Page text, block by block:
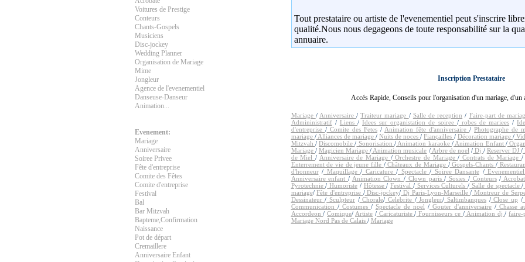
A saisir devis dj pour animation d'anniversaire
A saisir devis spectacle de marionnette pour enfants
A saisir devis performance de bodypainting en avril
A saisirdevis dj pour soirée dansante en juin 2007
devis feu d'artifice pour mariage septembre
devis wedding planner pour organisation
A saisirdevis location salle de conférence pour
A saisir
devis Animation dj de jour de l'an pour
A saisirdevis Animation mariage en juillet 2010 sur
A saisirdevis animation mime pour comité des fetes
Voitures de Prestige
Conteurs
Chants-Gospels
Musiciens
Disc-jockey
Wedding Planner
Organisation de Mariage
Mime
Jongleur
Agence de l'evenementiel
Danseuse-Danseur
Animation...
Evenement:
Mariage
Anniversaire
Soiree Privee
Fête d'entreprise
Comite des Fêtes
Comite d'entreprise
Festival
Bal
Bar Mitzvah
Bapteme,Confirmation
Naissance
Pot de départ
Cremaillere
Anniversaire Enfant
Tout prestataire ou artiste de l'evenementiel peut s'inscrire
qualité.Nous nous degageons de toute responsabilité sur la
annuaire.
Inscription Prestataire
Accés Rapide, Conseils pour l'organisation d'un mariage, d'un
Mariage / Anniversaire/Traiteur mariage / Salle de reception / Faire-part de
Admininistratif/ Liens /Idees sur organistation de soiree /robes de mariees /
d'entreprise /Comite des Fetes/ Animation fête d'anniversaire/Photographe de
mariage /Alliances de mariage /Nuits de noces/Fiançailles / Décoration mariage /
Mitzvah /Discomobile/ Sonorisation/ Animation karaoke /Animation Enfant /
Mariage / Magicien Mariage/ Animation musicale /Arbre de noel / Dj / Reserver DJ /
de Miel / Anniversaire de Mariage /Orchestre de Mariage/ Contrats de Mariage/
Enterrement de vie de jeune fille /Châteaux de Mariage /Gospels-Chants/
d'honneur/ Maquillage / Caricature / Spectacle / Soiree Dansante /Evenementiel
Anniversaire enfant / Animation Clown/ Clown paris/ Sosies /Conteurs/
Pyrotechnie/ Humoriste / Hôtesse/Festival /Services Culturels/ Salle de spectacle/
mariage/Fête d'entreprise /Disc-jockey/ Dj Paris-Lyon-Marseille/ Montreur de
Dessinateur/ Sculpteur/Chorale/ Celebrite /Jongleur/ Saltimbanques/Close up /
Communication /Costumes / Spectacle de noel /Gouter d'anniversaire / Chasse
Accordeon/Comique/ Artiste/Caricaturiste/ Fournisseurs ce /Animation dj/
Mariage Nord Pas de Calais / Mariage